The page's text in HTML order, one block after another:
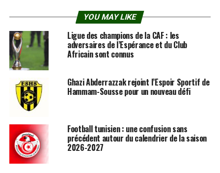
YOU MAY LIKE
Ligue des champions de la CAF : les
adversaires de l’Espérance et du Club
Africain sont connus
Ghazi Abderrazzak rejoint l’Espoir Sportif de
Hammam-Sousse pour un nouveau défi
Football tunisien : une confusion sans
précédent autour du calendrier de la saison
2026-2027